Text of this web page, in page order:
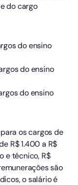
do cargo
do ensino
do ensino
do ensino
os cargos de
R$ 1.400 a R$
e técnico, R$
são
o salário é